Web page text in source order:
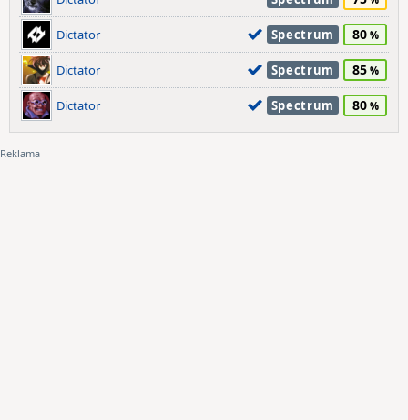
Dictator Spectrum 80
Dictator Spectrum 85
Dictator Spectrum 80